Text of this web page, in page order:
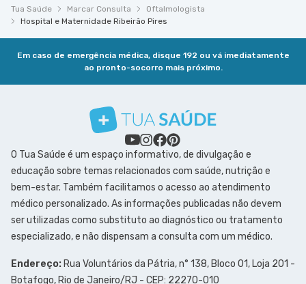
Tua Saúde Marcar Consulta
Oftalmologista
Hospital e Maternidade Ribeirão Pires
Em caso de emergência médica, disque 192 ou vá imediatamente
ao pronto-socorro mais próximo.
O Tua Saúde é um espaço informativo, de divulgação e
educação sobre temas relacionados com saúde, nutrição e
bem-estar. Também facilitamos o acesso ao atendimento
médico personalizado. As informações publicadas não devem
ser utilizadas como substituto ao diagnóstico ou tratamento
especializado, e não dispensam a consulta com um médico.
Endereço: Rua Voluntários da Pátria, n° 138, Bloco 01, Loja 201 -
Botafogo, Rio de Janeiro/RJ - CEP: 22270-010